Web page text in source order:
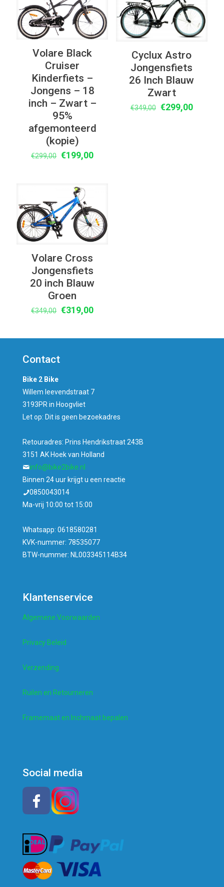
Volare Black
Cruiser
Kinderfiets –
Jongens – 18
inch – Zwart –
95%
afgemonteerd
(kopie)
€299,00 Oorspronkelijke
€299,00.
€199,00Huidige
Cyclux Astro
Jongensfiets
26 Inch Blauw
Zwart
€349,00 Oorspronkelijke
€299,00Huidige
Volare Cross
Jongensfiets
20 inch Blauw
Groen
€349,00 Oorspronkelijke
€319,00Huidige
Contact
Bike 2 Bike
Willem leevendstraat 7
3193PR in Hoogvliet
Let op: Dit is geen bezoekadres
Retouradres: Prins Hendrikstraat 243B
3151 AK Hoek van Holland
info@bike2bike.nl
Binnen 24 uur krijgt u een reactie
0850043014
Ma-vrij 10:00 tot 15:00
Whatsapp: 0618580281
KVK-nummer: 78535077
BTW-nummer: NL003345114B34
Klantenservice
Algemene Voorwaarden
Privacy Beleid
Verzending
Ruilen en Retourneren
Framemaat en Inchmaat bepalen
Social media